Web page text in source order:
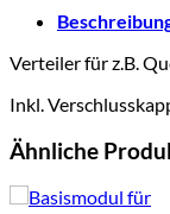
Verteiler für z.B.
Inkl.
Ähnliche